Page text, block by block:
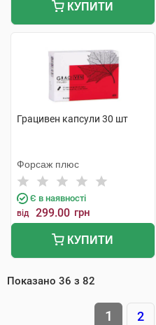
КУПИТИ
Грацивен капсули 30 шт
Форсаж плюс
Є в наявності
від 299.00 грн
КУПИТИ
Показано 36 з 82
1 2